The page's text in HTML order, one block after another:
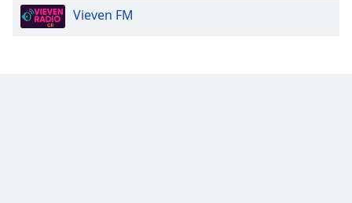
Vieven FM